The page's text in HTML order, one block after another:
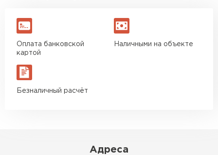
Оплата банковской
картой
Наличными на объекте
Безналичный расчёт
Адреса